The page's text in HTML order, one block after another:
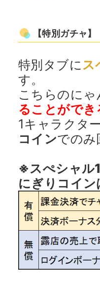
【特別ガチャ】
特別タブにス
す。
こちらのに
ることができ
1キャラクタ
コインでのみ
※スぺシャル
にぎりコイ